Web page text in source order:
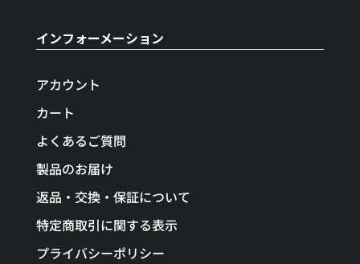
インフォーメーション
アカウント
カート
よくあるご質問
製品のお届け
返品・交換・保証について
特定商取引に関する表示
プライバシーポリシー